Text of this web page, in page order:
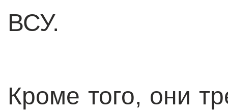
ВСУ.
Кроме того, они